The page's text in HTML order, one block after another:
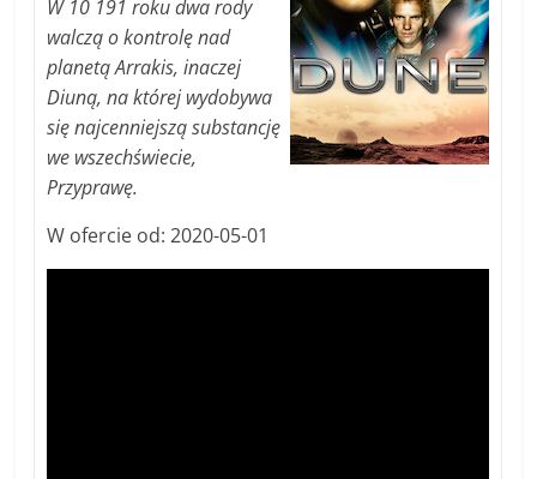
W 10 191 roku dwa rody
walczą o kontrolę nad
planetą Arrakis, inaczej
Diuną, na której wydobywa
się najcenniejszą substancję
we wszechświecie,
Przyprawę.
W ofercie od: 2020-05-01